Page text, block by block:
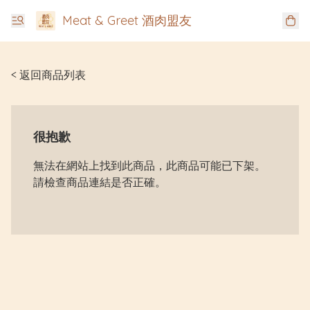
Meat & Greet 酒肉盟友
< 返回商品列表
很抱歉
無法在網站上找到此商品，此商品可能已下架。
請檢查商品連結是否正確。